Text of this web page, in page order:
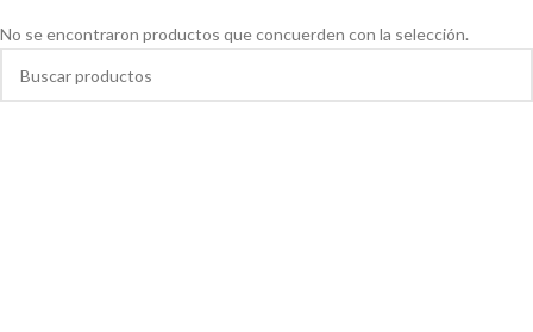
No se encontraron productos que concuerden con la selección.